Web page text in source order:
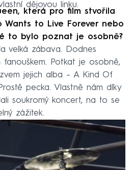
dějovou linku.
která pro film stvořila
Wants to Live Forever nebo
to bylo poznat je osobně?
velká zábava. Dodnes
fanouškem. Potkat je osobně,
jejich alba – A Kind Of
pecka. Vlastně nám díky
soukromý koncert, na to se
zážitek.